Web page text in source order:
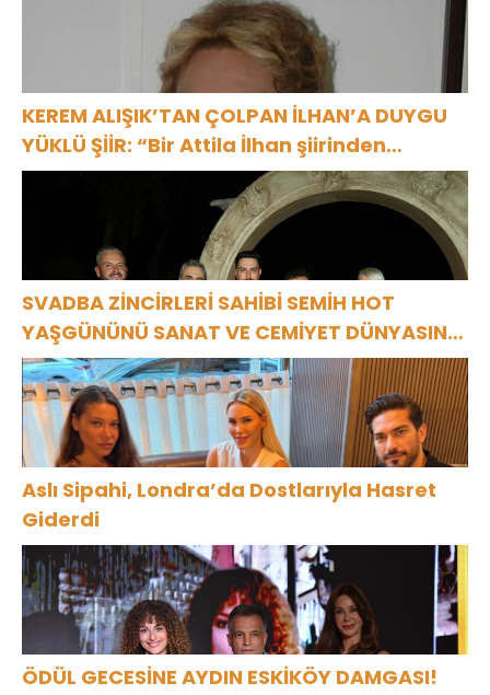
KEREM ALIŞIK’TAN ÇOLPAN İLHAN’A DUYGU
YÜKLÜ ŞİİR: “Bir Attila İlhan şiirinden
çıkmıştı sanki”
SVADBA ZİNCİRLERİ SAHİBİ SEMİH HOT
YAŞGÜNÜNÜ SANAT VE CEMİYET DÜNYASININ
ÜNLÜ İSİMLERİYLE KUTLADI!
Aslı Sipahi, Londra’da Dostlarıyla Hasret
Giderdi
ÖDÜL GECESİNE AYDIN ESKİKÖY DAMGASI!